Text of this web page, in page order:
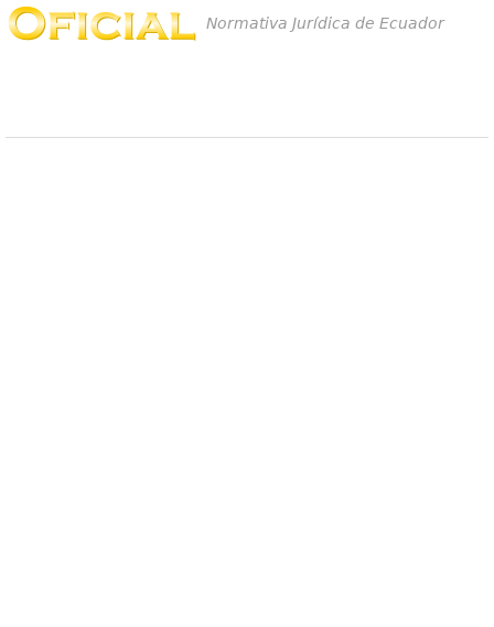
Normativa Jurídica de Ecuador